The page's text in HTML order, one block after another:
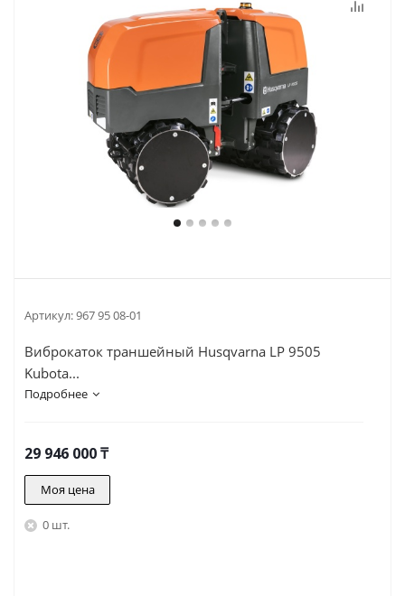
Артикул:967 95 08-01
Виброкаток траншейный Husqvarna LP 9505
Kubota...
Подробнее
29 946 000₸
Моя цена
0 шт.